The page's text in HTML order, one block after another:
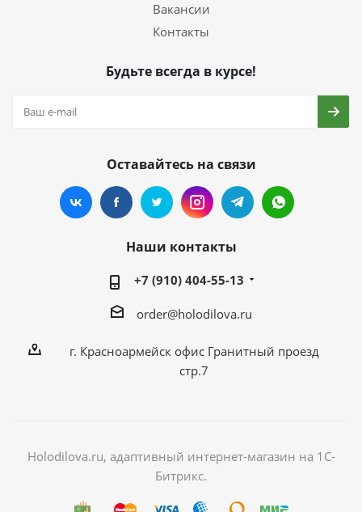
Вакансии
Контакты
Будьте всегда в курсе!
Оставайтесь на связи
Наши контакты
+7 (910) 404-55-13
order@holodilova.ru
г. Красноармейск офис Гранитный проезд
стр.7
Holodilova.ru, адаптивный интернет-магазин на 1С-
Битрикс.